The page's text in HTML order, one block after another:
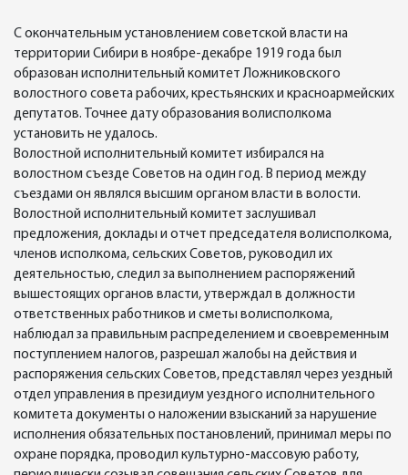
С окончательным установлением советской власти на
территории Сибири в ноябре-декабре 1919 года был
образован исполнительный комитет Ложниковского
волостного совета рабочих, крестьянских и красноармейских
депутатов. Точнее дату образования волисполкома
установить не удалось.
Волостной исполнительный комитет избирался на
волостном съезде Советов на один год. В период между
съездами он являлся высшим органом власти в волости.
Волостной исполнительный комитет заслушивал
предложения, доклады и отчет председателя волисполкома,
членов исполкома, сельских Советов, руководил их
деятельностью, следил за выполнением распоряжений
вышестоящих органов власти, утверждал в должности
ответственных работников и сметы волисполкома,
наблюдал за правильным распределением и своевременным
поступлением налогов, разрешал жалобы на действия и
распоряжения сельских Советов, представлял через уездный
отдел управления в президиум уездного исполнительного
комитета документы о наложении взысканий за нарушение
исполнения обязательных постановлений, принимал меры по
охране порядка, проводил культурно-массовую работу,